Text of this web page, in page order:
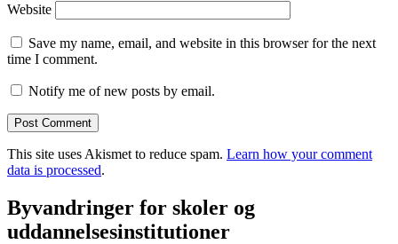
Website
Save my name, email, and website in this browser for the next
time I comment.
Notify me of new posts by email.
This site uses Akismet to reduce spam. Learn how your comment
data is processed.
Byvandringer for skoler og
uddannelsesinstitutioner